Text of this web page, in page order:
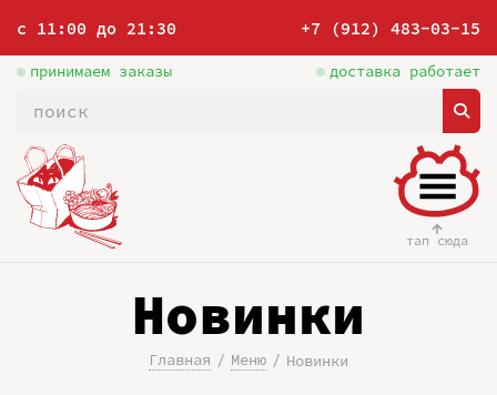
с 11:00 до 21:30 +7 (912) 483-03-15
принимаем заказы доставка работает
тап сюда
Новинки
Главная Меню Новинки